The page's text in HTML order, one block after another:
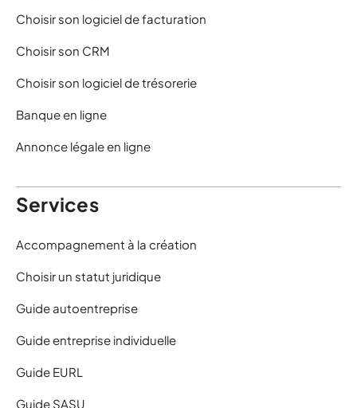
Choisir son logiciel de facturation
Choisir son CRM
Choisir son logiciel de trésorerie
Banque en ligne
Annonce légale en ligne
Services
Accompagnement à la création
Choisir un statut juridique
Guide autoentreprise
Guide entreprise individuelle
Guide EURL
Guide SASU